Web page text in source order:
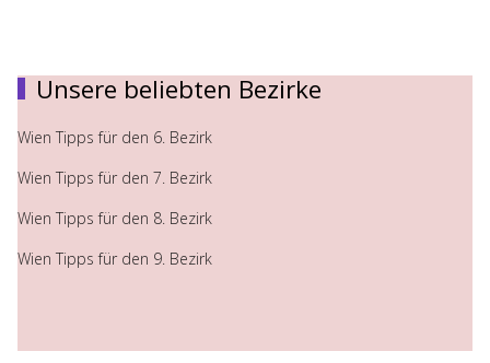
Unsere beliebten Bezirke
Wien Tipps für den 6. Bezirk
Wien Tipps für den 7. Bezirk
Wien Tipps für den 8. Bezirk
Wien Tipps für den 9. Bezirk